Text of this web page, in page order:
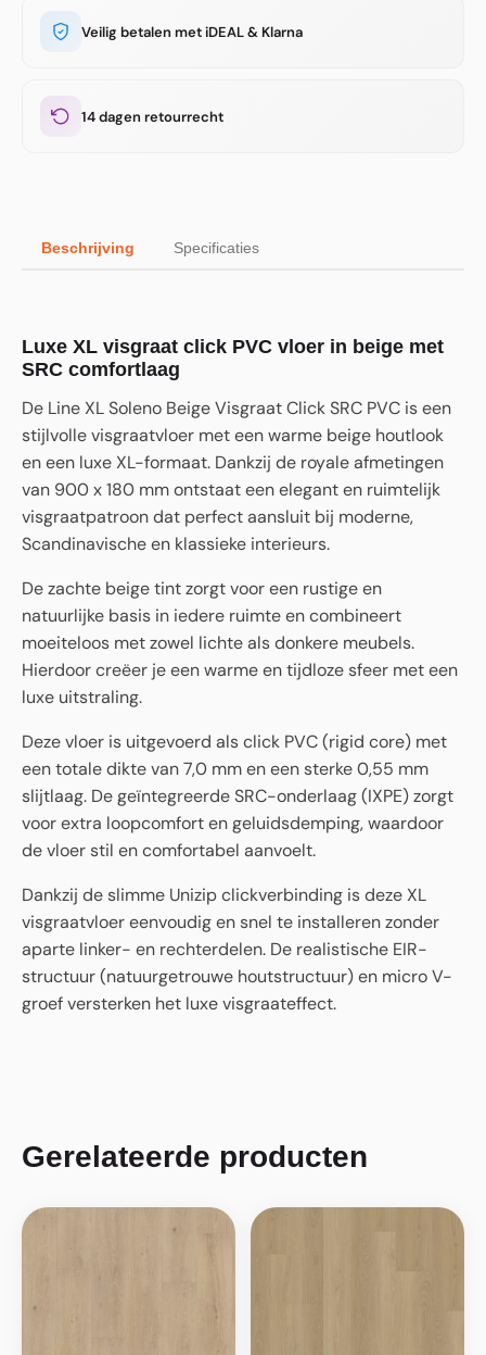
Veilig betalen met iDEAL & Klarna
14 dagen retourrecht
Beschrijving Specificaties
Luxe XL visgraat click PVC vloer in beige met
SRC comfortlaag
De Line XL Soleno Beige Visgraat Click SRC PVC is een
stijlvolle visgraatvloer met een warme beige houtlook
en een luxe XL-formaat. Dankzij de royale afmetingen
van 900 x 180 mm ontstaat een elegant en ruimtelijk
visgraatpatroon dat perfect aansluit bij moderne,
Scandinavische en klassieke interieurs.
De zachte beige tint zorgt voor een rustige en
natuurlijke basis in iedere ruimte en combineert
moeiteloos met zowel lichte als donkere meubels.
Hierdoor creëer je een warme en tijdloze sfeer met een
luxe uitstraling.
Deze vloer is uitgevoerd als click PVC (rigid core) met
een totale dikte van 7,0 mm en een sterke 0,55 mm
slijtlaag. De geïntegreerde SRC-onderlaag (IXPE) zorgt
voor extra loopcomfort en geluidsdemping, waardoor
de vloer stil en comfortabel aanvoelt.
Dankzij de slimme Unizip clickverbinding is deze XL
visgraatvloer eenvoudig en snel te installeren zonder
aparte linker- en rechterdelen. De realistische EIR-
structuur (natuurgetrouwe houtstructuur) en micro V-
groef versterken het luxe visgraateffect.
Gerelateerde producten